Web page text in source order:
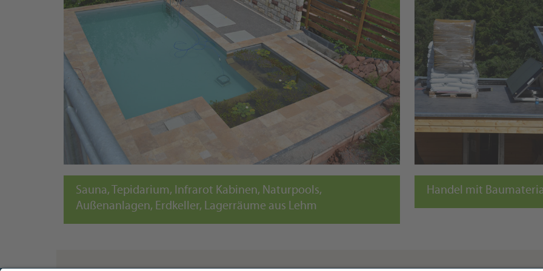
Sauna, Tepidarium, Infrarot Kabinen, Naturpools,
Außenanlagen, Erdkeller, Lagerräume aus Lehm
Handel mit